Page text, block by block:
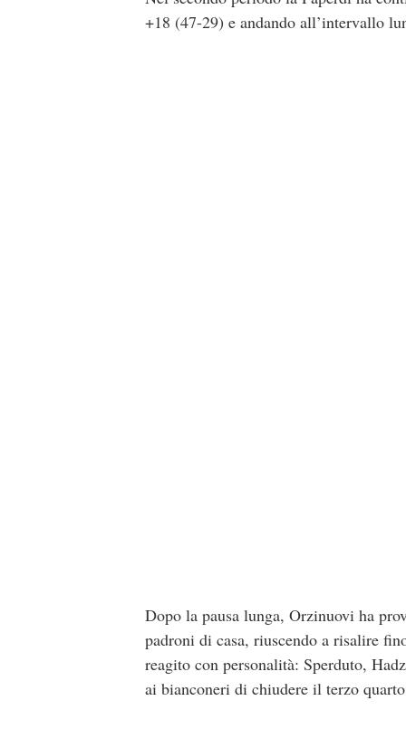
+18 (47-29) e andando all’intervallo
Dopo la pausa lunga, Orzinuovi ha
padroni di casa, riuscendo a risalire
reagito con personalità: Sperduto,
ai bianconeri di chiudere il terzo